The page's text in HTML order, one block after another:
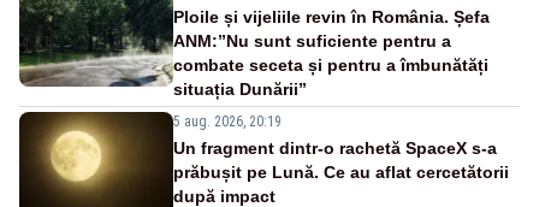
Ploile și vijeliile revin în România. Șefa
ANM:”Nu sunt suficiente pentru a
combate seceta și pentru a îmbunătăți
situația Dunării”
5 aug. 2026, 20:19
Un fragment dintr-o rachetă SpaceX s-a
prăbușit pe Lună. Ce au aflat cercetătorii
după impact